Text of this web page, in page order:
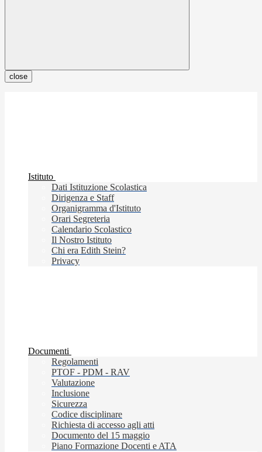
close
Istituto
Dati Istituzione Scolastica
Dirigenza e Staff
Organigramma d'Istituto
Orari Segreteria
Calendario Scolastico
Il Nostro Istituto
Chi era Edith Stein?
Privacy
Documenti
Regolamenti
PTOF - PDM - RAV
Valutazione
Inclusione
Sicurezza
Codice disciplinare
Richiesta di accesso agli atti
Documento del 15 maggio
Piano Formazione Docenti e ATA